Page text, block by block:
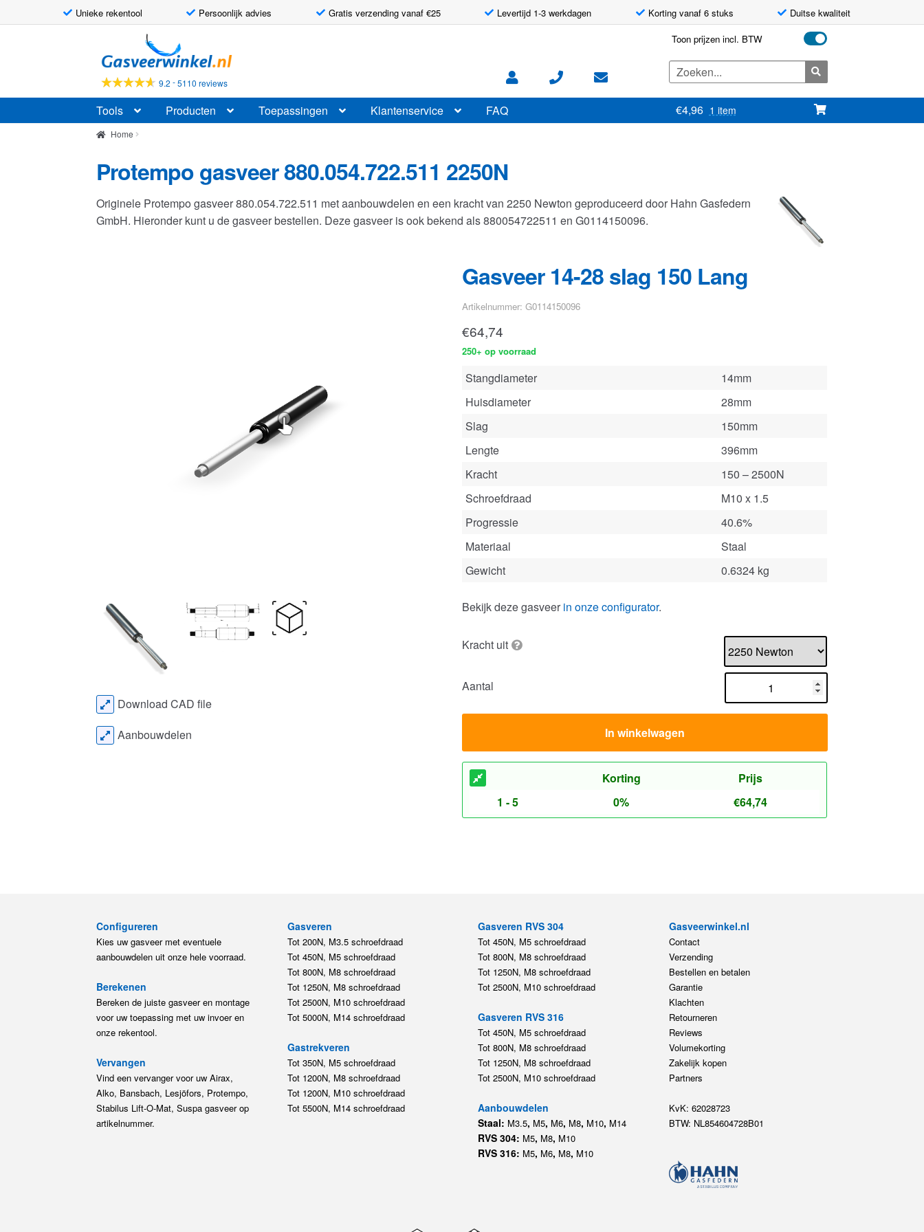
Unieke rekentool Persoonlijk advies Gratis verzending vanaf €25 Levertijd 1-3 werkdagen Korting vanaf 6 stuks Duitse kwaliteit
door
naar
navigatie
naar
de
inhoud
9.2 -5110 reviews
Toon prijzen incl. BTW
Zoeken
naar:
Tools Producten Toepassingen Klantenservice FAQ €4,96 1 item
Home
Protempo gasveer 880.054.722.511 2250N
Originele Protempo gasveer 880.054.722.511 met aanbouwdelen en een kracht van 2250 Newton geproduceerd door Hahn Gasfedern
GmbH. Hieronder kunt u de gasveer bestellen. Deze gasveer is ook bekend als 880054722511 en G0114150096.
Gasveer 14-28 slag 150 Lang
Artikelnummer: G0114150096
€64,74
250+ op voorraad
Stangdiameter
14mm
Huisdiameter
28mm
Slag
150mm
Lengte
396mm
Kracht
150 – 2500N
Schroefdraad
M10 x 1.5
Progressie
40.6%
Materiaal
Staal
Gewicht
0.6324 kg
Bekijk deze gasveer in onze configurator.
Kracht uit
Aantal
In winkelwagen
Korting
Prijs
1 - 5
0% €64,74
Download CAD file
Aanbouwdelen
Configureren
Kies uw gasveer met eventuele
aanbouwdelen uit onze hele voorraad.
Berekenen
Bereken de juiste gasveer en montage
voor uw toepassing met uw invoer en
onze rekentool.
Vervangen
Vind een vervanger voor uw Airax,
Alko, Bansbach, Lesjöfors, Protempo,
Stabilus Lift-O-Mat, Suspa gasveer op
artikelnummer.
Gasveren
Tot 200N, M3.5 schroefdraad
Tot 450N, M5 schroefdraad
Tot 800N, M8 schroefdraad
Tot 1250N, M8 schroefdraad
Tot 2500N, M10 schroefdraad
Tot 5000N, M14 schroefdraad
Gastrekveren
Tot 350N, M5 schroefdraad
Tot 1200N, M8 schroefdraad
Tot 1200N, M10 schroefdraad
Tot 5500N, M14 schroefdraad
Gasveren RVS 304
Tot 450N, M5 schroefdraad
Tot 800N, M8 schroefdraad
Tot 1250N, M8 schroefdraad
Tot 2500N, M10 schroefdraad
Gasveren RVS 316
Tot 450N, M5 schroefdraad
Tot 800N, M8 schroefdraad
Tot 1250N, M8 schroefdraad
Tot 2500N, M10 schroefdraad
Aanbouwdelen
Staal: M3.5, M5, M6, M8, M10, M14
RVS 304: M5, M8, M10
RVS 316: M5, M6, M8, M10
Gasveerwinkel.nl
Contact
Verzending
Bestellen en betalen
Garantie
Klachten
Retourneren
Reviews
Volumekorting
Zakelijk kopen
Partners
KvK: 62028723
BTW: NL854604728B01